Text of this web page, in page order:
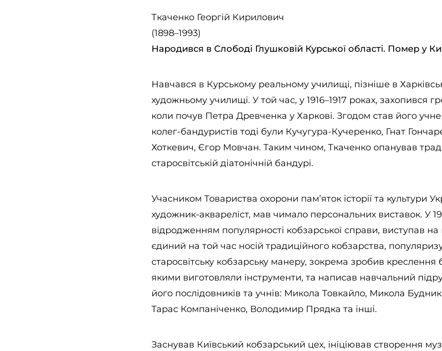
Ткаченко Георгій Кирилович
(1898–1993)
Народився в Слободі Глушковій Курської області. Помер у
Навчався в Курському реальному училищі, пізніше в
художньому училищі. У той час, у 1916–1917 роках, захопився
коли почув Петра Древченка у Харкові. Згодом став його
колег-бандуристів тоді були Кучугура-Кучеренко, Гнат
Хоткевич, Єгор Мовчан. Таким чином, Ткаченко опанував
старосвітській діатонічній бандурі.
Учасником Товариства охорони пам’яток історії та культури
художник-аквареліст, мав чимало персональних виставок. У
відродженням популярності кобзарської справи, виступав на
єдиний на той час носій традиційного кобзарства,
старосвітську кобзарську манеру, зокрема зробив креслення
якими виготовляли інструменти, та написав навчальний
його послідовників та учнів: Микола Товкайло, Микола
Тарас Компаніченко, Володимир Прядка та інші.
Заснував Київський кобзарський цех, ініціював створення